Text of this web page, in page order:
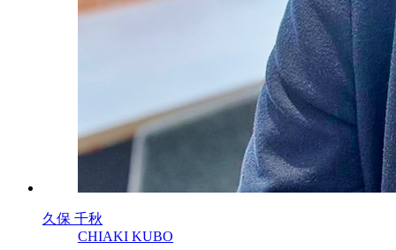
久保 千秋
CHIAKI KUBO